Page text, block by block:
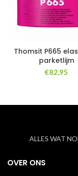
Thomsit P665
parketlijm
€82,95
ALLES WAT
OVER ONS